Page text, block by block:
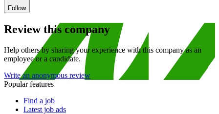
Follow
Review this company
Help others by sharing your experience with this company as an
employee or a candidate.
Write an anonymous review
Popular features
Find a job
Latest job ads